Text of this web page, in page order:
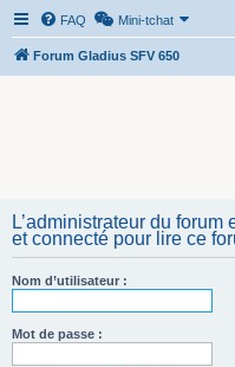
FAQ Mini-tchat
Forum Gladius SFV 650
L’administrateur du
et connecté pour lire ce
Nom d’utilisateur :
Mot de passe :